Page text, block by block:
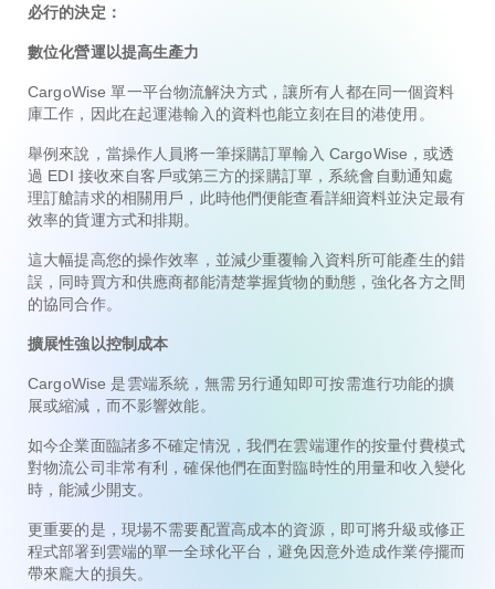
必行的決定：
數位化營運以提高生產力
CargoWise 單一平台物流解決方式，讓所有人都在同一個資料
庫工作，因此在起運港輸入的資料也能立刻在目的港使用。
舉例來說，當操作人員將一筆採購訂單輸入 CargoWise，或透
過 EDI 接收來自客戶或第三方的採購訂單，系統會自動通知處
理訂艙請求的相關用戶，此時他們便能查看詳細資料並決定最有
效率的貨運方式和排期。
這大幅提高您的操作效率，並減少重覆輸入資料所可能產生的錯
誤，同時買方和供應商都能清楚掌握貨物的動態，強化各方之間
的協同合作。
擴展性強以控制成本
CargoWise 是雲端系統，無需另行通知即可按需進行功能的擴
展或縮減，而不影響效能。
如今企業面臨諸多不確定情況，我們在雲端運作的按量付費模式
對物流公司非常有利，確保他們在面對臨時性的用量和收入變化
時，能減少開支。
更重要的是，現場不需要配置高成本的資源，即可將升級或修正
程式部署到雲端的單一全球化平台，避免因意外造成作業停擺而
帶來龐大的損失。